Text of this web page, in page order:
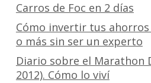
Carros de Foc en 2 días
Cómo invertir tus
o más sin ser un experto
Diario sobre el Marathon
2012). Cómo lo viví